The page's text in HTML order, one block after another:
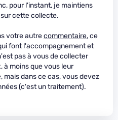
pour l'instant, je maintiens
cette collecte.
votre autrecommentaire, ce
font l'accompagnement et
pas à vous de collecter
à moins que vous leur
dans ce cas, vous devez
(c'est un traitement).